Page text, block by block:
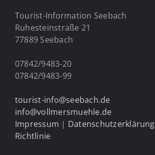
Tourist-Information Seebach
Ruhesteinstraße 21
77889 Seebach
07842/9483-20
07842/9483-99
tourist-info@seebach.de
info@vollmersmuehle.de
Impressum | Datenschutzerklärung
Richtlinie